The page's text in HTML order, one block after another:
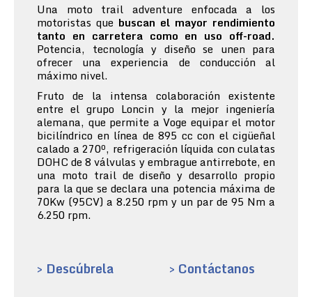
Una moto trail adventure enfocada a los
motoristas que buscan el mayor rendimiento
tanto en carretera como en uso off-road.
Potencia, tecnología y diseño se unen para
ofrecer una experiencia de conducción al
máximo nivel.
Fruto de la intensa colaboración existente
entre el grupo Loncin y la mejor ingeniería
alemana, que permite a Voge equipar el motor
bicilíndrico en línea de 895 cc con el cigüeñal
calado a 270º, refrigeración líquida con culatas
DOHC de 8 válvulas y embrague antirrebote, en
una moto trail de diseño y desarrollo propio
para la que se declara una potencia máxima de
70Kw (95CV) a 8.250 rpm y un par de 95 Nm a
6.250 rpm.
> Descúbrela > Contáctanos